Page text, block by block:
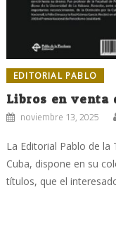
EDITORIAL PABLO
Libros en venta
noviembre 13, 2025
La Editorial Pablo de la
Cuba, dispone en su
títulos, que el